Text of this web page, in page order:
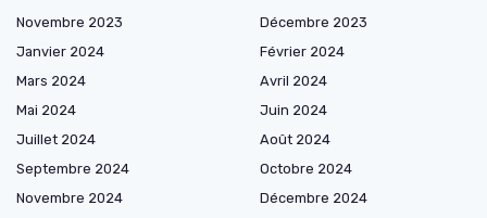
Novembre 2023
Décembre 2023
Janvier 2024
Février 2024
Mars 2024
Avril 2024
Mai 2024
Juin 2024
Juillet 2024
Août 2024
Septembre 2024
Octobre 2024
Novembre 2024
Décembre 2024